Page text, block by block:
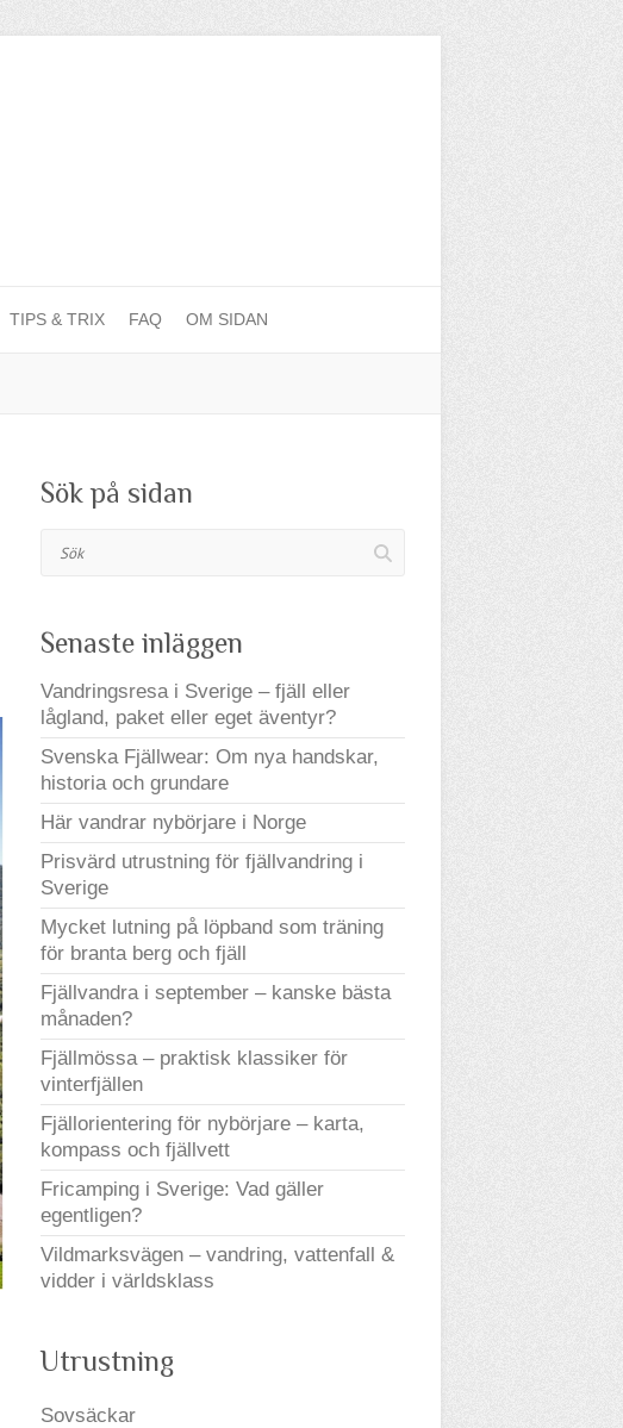
TIPS & TRIX FAQ OM SIDAN
Sök på sidan
Sök
Senaste inläggen
Vandringsresa i Sverige – fjäll eller
lågland, paket eller eget äventyr?
Svenska Fjällwear: Om nya handskar,
historia och grundare
Här vandrar nybörjare i Norge
Prisvärd utrustning för fjällvandring i
Sverige
Mycket lutning på löpband som träning
för branta berg och fjäll
Fjällvandra i september – kanske bästa
månaden?
Fjällmössa – praktisk klassiker för
vinterfjällen
Fjällorientering för nybörjare – karta,
kompass och fjällvett
Fricamping i Sverige: Vad gäller
egentligen?
Vildmarksvägen – vandring, vattenfall &
vidder i världsklass
Utrustning
Sovsäckar